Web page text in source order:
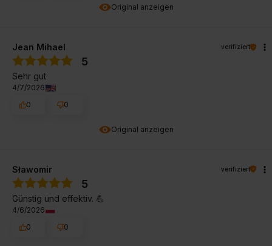
Original anzeigen
Original anzeigen
Jean Mihael verifiziert
5
Sehr gut
4/7/2026
0
0
Sławomir verifiziert
5
Günstig und effektiv. 💪
4/6/2026
0
0